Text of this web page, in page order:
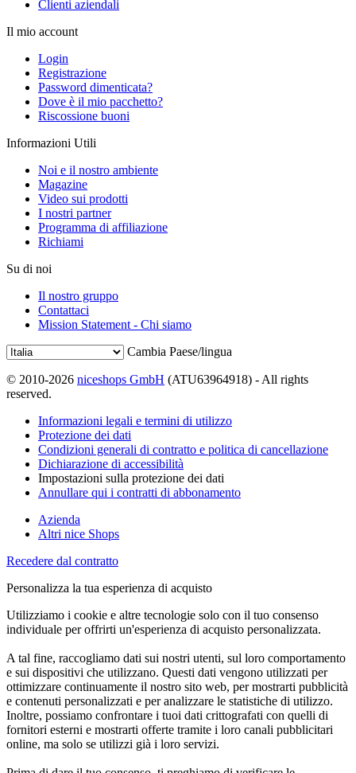
Clienti aziendali
Il mio account
Login
Registrazione
Password dimenticata?
Dove è il mio pacchetto?
Riscossione buoni
Informazioni Utili
Noi e il nostro ambiente
Magazine
Video sui prodotti
I nostri partner
Programma di affiliazione
Richiami
Su di noi
Il nostro gruppo
Contattaci
Mission Statement - Chi siamo
Cambia Paese/lingua
© 2010-2026 niceshops GmbH (ATU63964918) - All rights
reserved.
Informazioni legali e termini di utilizzo
Protezione dei dati
Condizioni generali di contratto e politica di cancellazione
Dichiarazione di accessibilità
Impostazioni sulla protezione dei dati
Annullare qui i contratti di abbonamento
Azienda
Altri nice Shops
Recedere dal contratto
Personalizza la tua esperienza di acquisto
Utilizziamo i cookie e altre tecnologie solo con il tuo consenso
individuale per offrirti un'esperienza di acquisto personalizzata.
A tal fine, raccogliamo dati sui nostri utenti, sul loro comportamento
e sui dispositivi che utilizzano. Questi dati vengono utilizzati per
ottimizzare continuamente il nostro sito web, per mostrarti pubblicità
e contenuti personalizzati e per analizzare le statistiche di utilizzo.
Inoltre, possiamo confrontare i tuoi dati crittografati con quelli di
fornitori esterni e mostrarti offerte tramite i loro canali pubblicitari
online, ma solo se utilizzi già i loro servizi.